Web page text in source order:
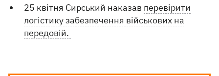
25 квітня Сирський наказав перевірити
логістику забезпечення військових на
передовій.